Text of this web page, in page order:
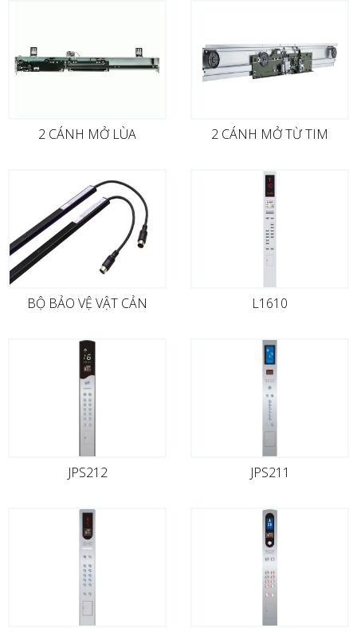
2 CÁNH MỞ LÙA 2 CÁNH MỞ TỪ TIM
BỘ BẢO VỆ VẬT CẢN L1610
JPS212 JPS211